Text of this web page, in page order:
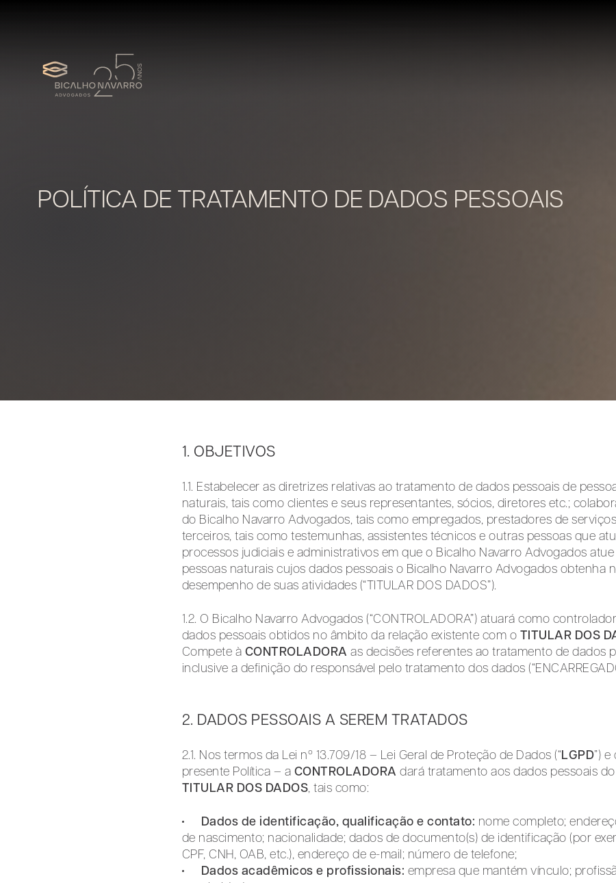
POLÍTICA DE TRATAMENTO DE DADOS PESSOAIS
1. OBJETIVOS
1.1. Estabelecer as diretrizes relativas ao tratamento de dados pessoais de
naturais, tais como clientes e seus representantes, sócios, diretores etc.;
do Bicalho Navarro Advogados, tais como empregados, prestadores de
terceiros, tais como testemunhas, assistentes técnicos e outras pessoas que
processos judiciais e administrativos em que o Bicalho Navarro Advogados
pessoas naturais cujos dados pessoais o Bicalho Navarro Advogados obtenha
desempenho de suas atividades (“TITULAR DOS DADOS”).
1.2. O Bicalho Navarro Advogados (“CONTROLADORA”) atuará como
dados pessoais obtidos no âmbito da relação existente com o TITULAR DOS
Compete à CONTROLADORA as decisões referentes ao tratamento de dados
inclusive a definição do responsável pelo tratamento dos dados
2. DADOS PESSOAIS A SEREM TRATADOS
2.1. Nos termos da Lei nº 13.709/18 – Lei Geral de Proteção de Dados (“LGPD”) e
presente Política – a CONTROLADORA dará tratamento aos dados pessoais do
TITULAR DOS DADOS, tais como:
Dados de identificação, qualificação e contato: nome completo;
de nascimento; nacionalidade; dados de documento(s) de identificação (por
CPF, CNH, OAB, etc.), endereço de e-mail; número de telefone;
Dados acadêmicos e profissionais: empresa que mantém vínculo;